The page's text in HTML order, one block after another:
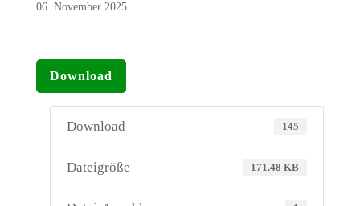
06. November 2025
Download
Download 145
Dateigröße 171.48 KB